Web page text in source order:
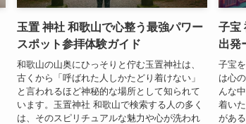
玉置 神社 和歌山で心整う最強パワー
スポット参拝体験ガイド
和歌山の山奥にひっそりと佇む玉置神社は、
古くから「呼ばれた人しかたどり着けない」
と言われるほど神秘的な場所として知られて
います。玉置神社 和歌山で検索する人の多く
は、そのスピリチュアルな魅力や心が洗われ
子宝
出発
子宝
は心
んな
着い
があ